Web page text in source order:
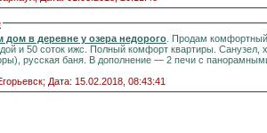
дом в деревне у озера недорого . Продам комфортный
50 соток ижс. Полный комфорт квартиры. Санузел, холодная и горячая вода,
— 2 печи с панорамными стёклами.Информация на портале домиклайт.Вода
Дата: 15.02.2018, 08:43:41